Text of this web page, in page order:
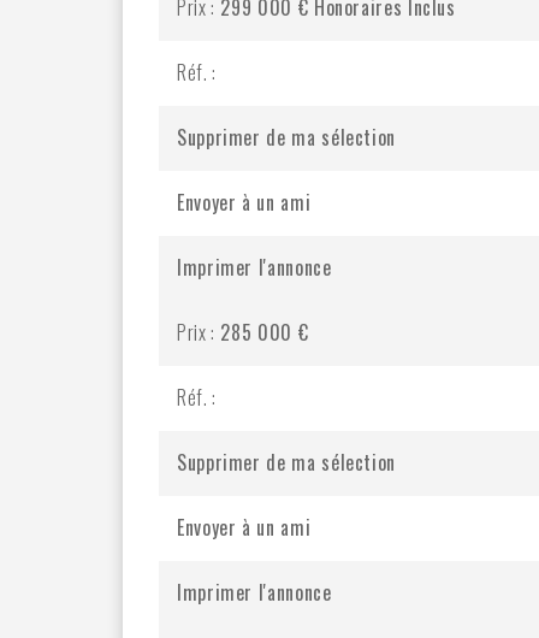
Prix : 299 000 € Honoraires Inclus
Réf. :
Supprimer de ma sélection
Envoyer à un ami
Imprimer l'annonce
Prix : 285 000 €
Réf. :
Supprimer de ma sélection
Envoyer à un ami
Imprimer l'annonce